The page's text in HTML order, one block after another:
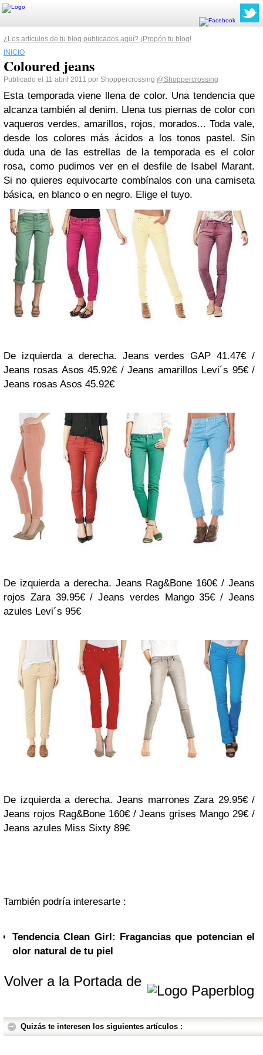
¿Los artículos de tu blog publicados aquí? ¡Propón tu blog!
INICIO
Coloured jeans
Publicado el 11 abril 2011 por Shoppercrossing @Shoppercrossing
Esta temporada viene llena de color. Una tendencia que
alcanza también al denim. Llena tus piernas de color con
vaqueros verdes, amarillos, rojos, morados... Toda vale,
desde los colores más ácidos a los tonos pastel. Sin
duda una de las estrellas de la temporada es el color
rosa, como pudimos ver en el desfile de Isabel Marant.
Si no quieres equivocarte combínalos con una camiseta
básica, en blanco o en negro. Elige el tuyo.
De izquierda a derecha. Jeans verdes GAP 41.47€ /
Jeans rosas Asos 45.92€ / Jeans amarillos Levi´s 95€ /
Jeans rosas Asos 45.92€
De izquierda a derecha. Jeans Rag&Bone 160€ / Jeans
rojos Zara 39.95€ / Jeans verdes Mango 35€ / Jeans
azules Levi´s 95€
De izquierda a derecha. Jeans marrones Zara 29.95€ /
Jeans rojos Rag&Bone 160€ / Jeans grises Mango 29€ /
Jeans azules Miss Sixty 89€
También podría interesarte :
Tendencia Clean Girl: Fragancias que potencian el
olor natural de tu piel
Volver a la Portada de
Quizás te interesen los siguientes artículos :